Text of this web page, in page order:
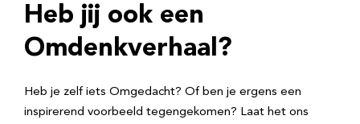
r
e
Heb jij ook een
Omdenkverhaal?
Heb je zelf iets Omgedacht? Of ben je ergens een
inspirerend voorbeeld tegengekomen? Laat het ons